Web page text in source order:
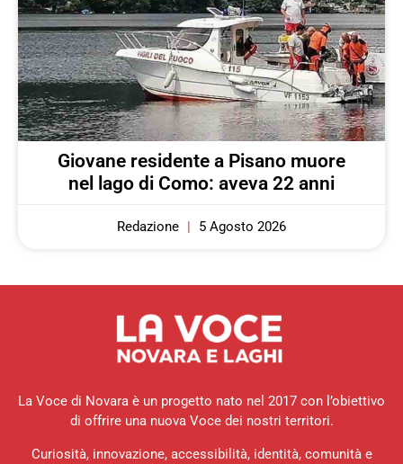
Giovane residente a Pisano muore
nel lago di Como: aveva 22 anni
Redazione 5 Agosto 2026
La Voce di Novara è un progetto nato nel 2017 con l’obiettivo
di offrire una nuova Voce dei nostri territori.
Curiosità, innovazione, accessibilità, identità, comunità e